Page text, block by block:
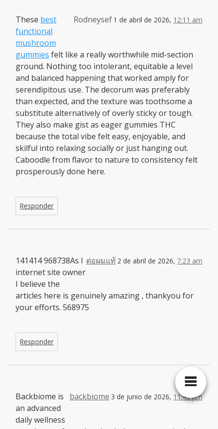
Rodneysef 1 de abril de 2026, 12:11 am
These best
functional
mushroom
gummies felt like a really worthwhile mid-section
ground. Nothing too intolerant, equitable a level
and balanced happening that worked amply for
serendipitous use. The decorum was preferably
than expected, and the texture was toothsome a
substitute alternatively of overly sticky or tough.
They also make gist as eager gummies THC
because the total vibe felt easy, enjoyable, and
skilful into relaxing socially or just hanging out.
Caboodle from flavor to nature to consistency felt
prosperously done here.
Responder
ต่อผมแท้ 2 de abril de 2026, 7:23 am
141414 968738As I
internet site owner
I believe the
articles here is genuinely amazing , thankyou for
your efforts. 568975
Responder
backbiome 3 de junio de 2026, 11:45 pm
Backbiome is
an advanced
daily wellness